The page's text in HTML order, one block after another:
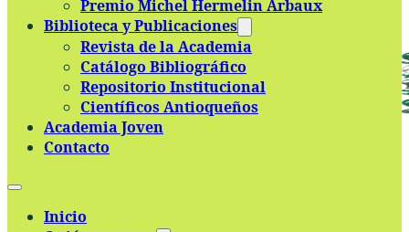
Skip to main contentSkip to footer
Premio Michel Hermelin Arbaux
Biblioteca y Publicaciones
Revista de la Academia
Catálogo Bibliográfico
Repositorio Institucional
Científicos Antioqueños
Academia Joven
Contacto
Inicio